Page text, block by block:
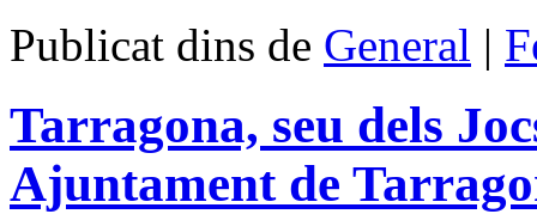
Publicat dins de General |
Tarragona, seu dels
Ajuntament de